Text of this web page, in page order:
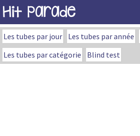
Hit Parade
Les tubes par jour Les tubes par année
Les tubes par catégorie
Blind test